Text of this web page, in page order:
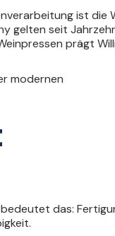
ist die
gelten seit
prägt
modernen
das: